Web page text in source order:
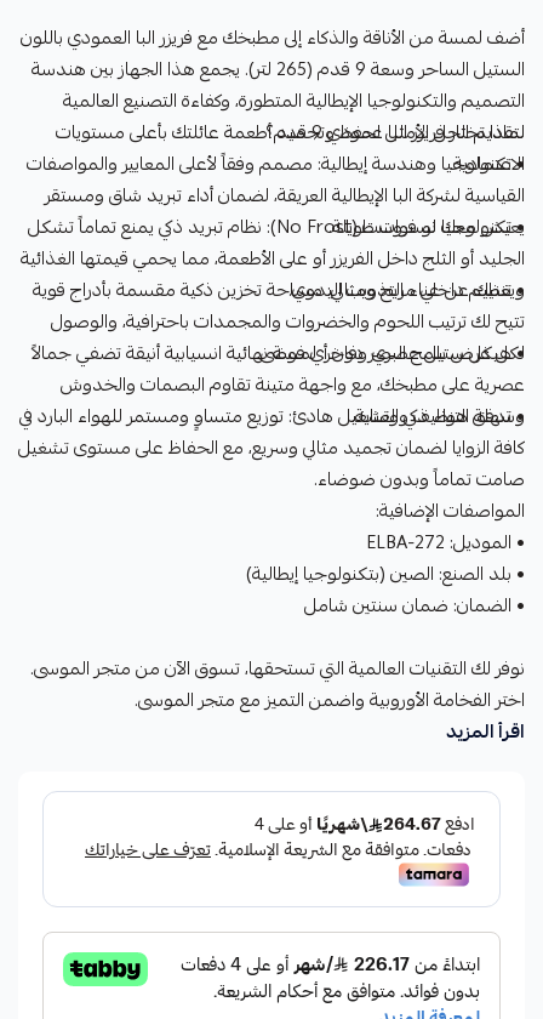
أضف لمسة من الأناقة والذكاء إلى مطبخك مع فريزر البا العمودي باللون
الستيل الساحر وسعة 9 قدم (265 لتر). يجمع هذا الجهاز بين هندسة
التصميم والتكنولوجيا الإيطالية المتطورة، وكفاءة التصنيع العالمية
لتقديم الحل الأمثل لحفظ وتجميد أطعمة عائلتك بأعلى مستويات
الاعتمادية.
لماذا تختار فريزر البا عمودي 9 قدم؟
• تكنولوجيا وهندسة إيطالية: مصمم وفقاً لأعلى المعايير والمواصفات
القياسية لشركة البا الإيطالية العريقة، لضمان أداء تبريد شاق ومستقر
يعيش معك لسنوات طويلة.
• تكنولوجيا نو فروست (No Frost): نظام تبريد ذكي يمنع تماماً تشكل
الجليد أو الثلج داخل الفريزر أو على الأطعمة، مما يحمي قيمتها الغذائية
ويغنيك عن عناء التذويب اليدوي.
• تنظيم داخلي مريح ومثالي: مساحة تخزين ذكية مقسمة بأدراج قوية
تتيح لك ترتيب اللحوم والخضروات والمجمدات باحترافية، والوصول
لكل غرض بلمح البصر دون أي فوضى.
• هيكل ستيل عصري وفاخر: لمسة نهائية انسيابية أنيقة تضفي جمالاً
عصرية على مطبخك، مع واجهة متينة تقاوم البصمات والخدوش
وسهلة التنظيف والعناية.
• تدفق هواء ذكي وتشغيل هادئ: توزيع متساوٍ ومستمر للهواء البارد في
كافة الزوايا لضمان تجميد مثالي وسريع، مع الحفاظ على مستوى تشغيل
صامت تماماً وبدون ضوضاء.
المواصفات الإضافية:
• الموديل: ELBA-272
• بلد الصنع: الصين (بتكنولوجيا إيطالية)
• الضمان: ضمان سنتين شامل
نوفر لك التقنيات العالمية التي تستحقها، تسوق الآن من متجر الموسى.
اختر الفخامة الأوروبية واضمن التميز مع متجر الموسى.
اقرأ المزيد